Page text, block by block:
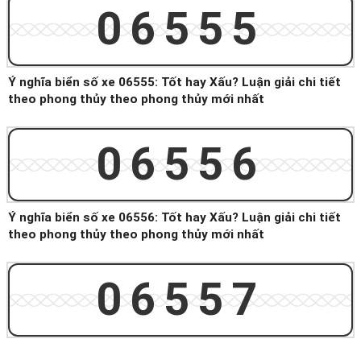
06555
Ý nghĩa biển số xe 06555: Tốt hay Xấu? Luận giải chi tiết
theo phong thủy theo phong thủy mới nhất
06556
Ý nghĩa biển số xe 06556: Tốt hay Xấu? Luận giải chi tiết
theo phong thủy theo phong thủy mới nhất
06557